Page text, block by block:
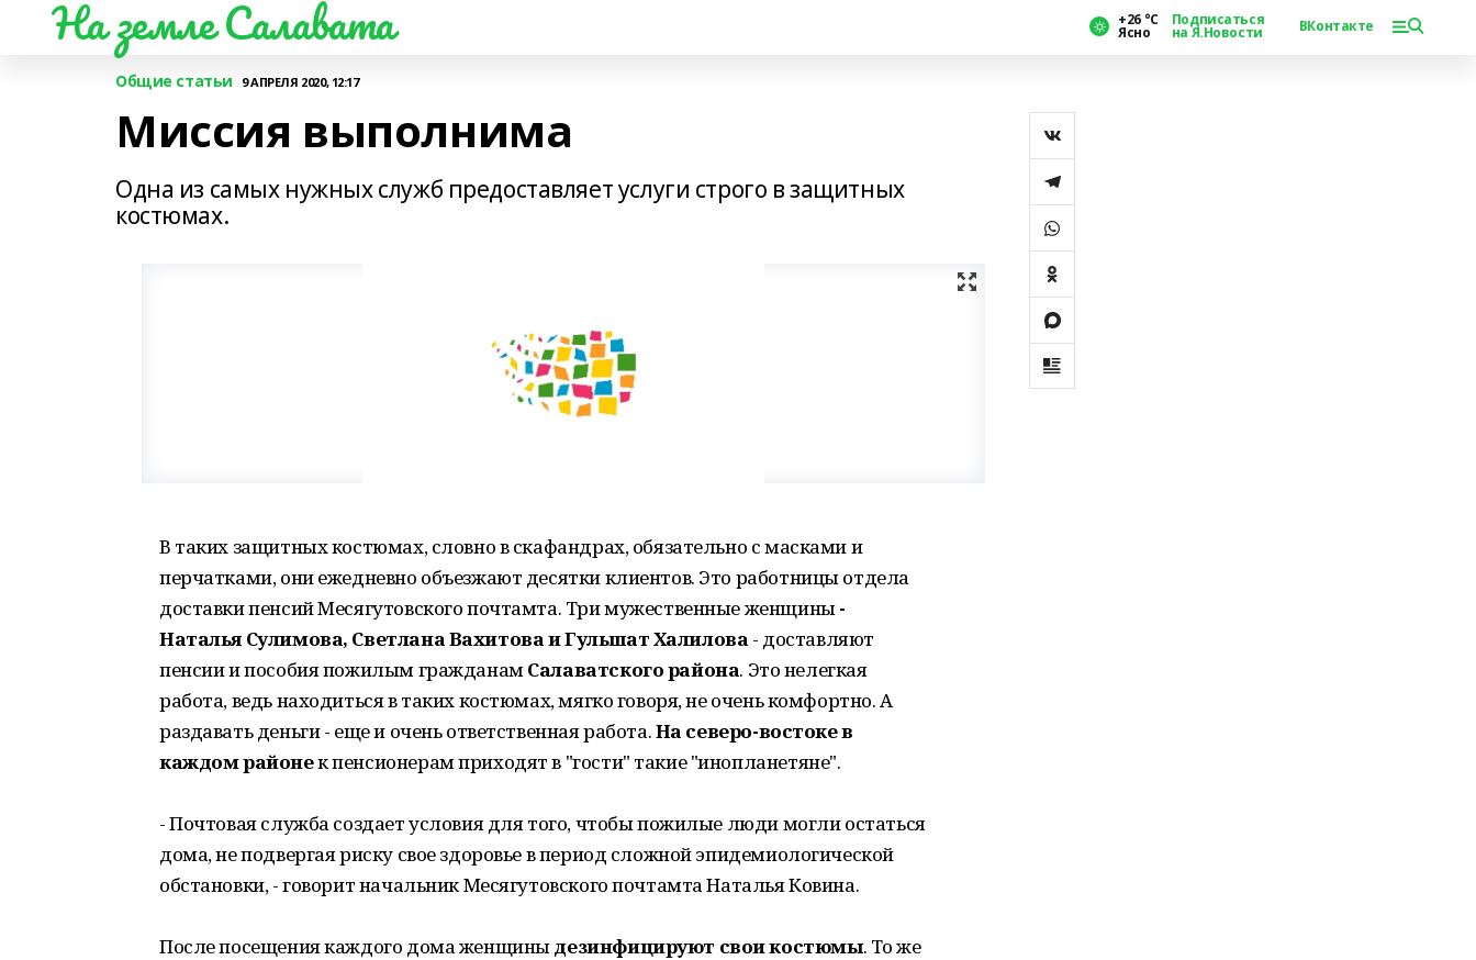
На земле Салавата +26 °С
Ясно
Подписаться
на Я.Новости ВКонтакте
Общие статьи 9 АПРЕЛЯ 2020, 12:17
Миссия выполнима
Одна из самых нужных служб предоставляет услуги строго в защитных
костюмах.
В таких защитных костюмах, словно в скафандрах, обязательно с масками и
перчатками, они ежедневно объезжают десятки клиентов. Это работницы отдела
доставки пенсий Месягутовского почтамта. Три мужественные женщины-
Наталья Сулимова, Светлана Вахитова и Гульшат Халилова - доставляют
пенсии и пособия пожилым гражданамСалаватского района. Это нелегкая
работа, ведь находиться в таких костюмах, мягко говоря, не очень комфортно. А
раздавать деньги - еще и очень ответственная работа.На северо-востокев
каждом районек пенсионерам приходят в "гости" такие "инопланетяне".
- Почтовая служба создает условия для того, чтобы пожилые люди могли остаться
дома, не подвергая риску свое здоровье в период сложной эпидемиологической
обстановки, - говорит начальник Месягутовского почтамта Наталья Ковина.
После посещения каждого дома женщиныдезинфицируют свои костюмы. То же